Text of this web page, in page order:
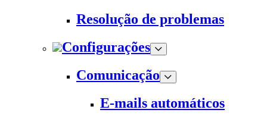
Resolução de problemas
Configurações
Comunicação
E-mails automáticos